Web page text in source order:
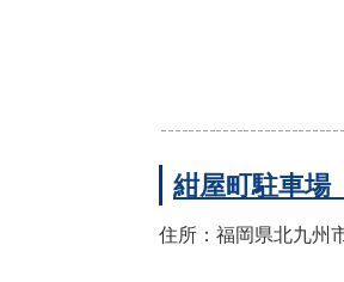
紺屋町駐車場
住所：福岡県北九州